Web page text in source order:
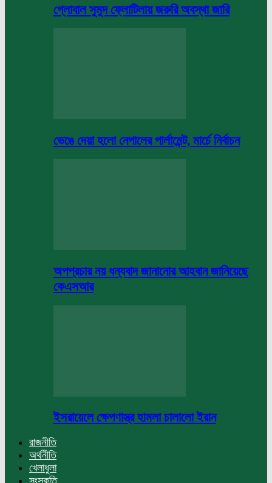
গ্লোবাল সুমুদ ফ্লোটিলায় জরুরি অবস্থা জারি
ভেঙে দেয়া হলো নেপালের পার্লামেন্ট, মার্চে নির্বাচন
অপপ্রচার নয় ধন্যবাদ জানানোর আহবান জানিয়েছে
কেএসআর
ইসরায়েলে ক্ষেপণাস্ত্র হামলা চালালো ইরান
রাজনীতি
অর্থনীতি
খেলাধুলা
সংস্কৃতি